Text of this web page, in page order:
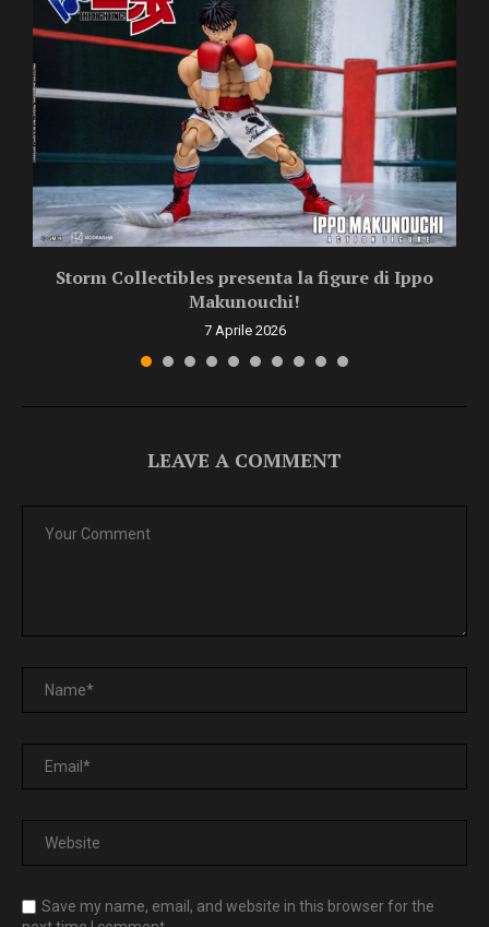
Storm Collectibles presenta la figure di Ippo
Makunouchi!
7 Aprile 2026
LEAVE A COMMENT
Save my name, email, and website in this browser for the